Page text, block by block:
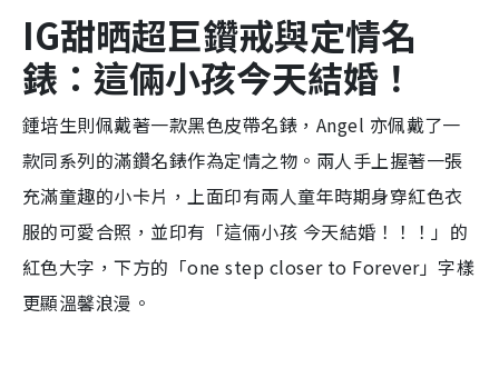
IG甜晒超巨鑽戒與定情名
錶：這倆小孩今天結婚！
鍾培生則佩戴著一款黑色皮帶名錶，Angel 亦佩戴了一
款同系列的滿鑽名錶作為定情之物。兩人手上握著一張
充滿童趣的小卡片，上面印有兩人童年時期身穿紅色衣
服的可愛合照，並印有「這倆小孩 今天結婚！！！」的
紅色大字，下方的「one step closer to Forever」字樣
更顯溫馨浪漫。